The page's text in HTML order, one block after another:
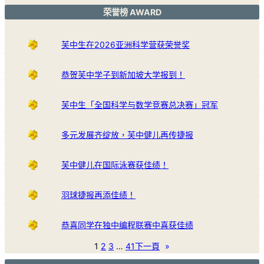
荣誉榜 AWARD
芙中生在2026亚洲科学营获荣誉奖
恭贺芙中学子到新加坡大学报到！
芙中生「全国科学与数学竞赛总决赛」冠军
多元发展齐绽放，芙中健儿再传捷报
芙中健儿在国际泳赛获佳绩！
羽球捷报再添佳绩！
恭喜同学在独中编程联赛中喜获佳绩
1 2 3 … 41下一頁 »